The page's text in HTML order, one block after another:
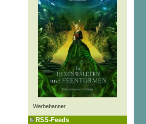
Werbebanner
RSS-Feeds